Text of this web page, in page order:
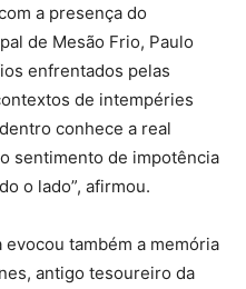
a presença do
de Mesão Frio, Paulo
enfrentados pelas
de intempéries
conhece a real
sentimento de impotência
o lado”, afirmou.
também a memória
antigo tesoureiro da